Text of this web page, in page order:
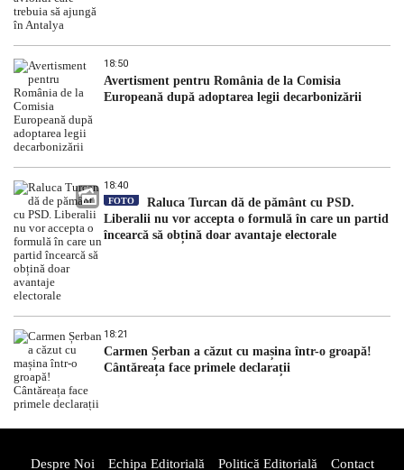
18:50
Avertisment pentru România de la Comisia
Europeană după adoptarea legii decarbonizării
18:40
FOTO
Raluca Turcan dă de pământ cu PSD.
Liberalii nu vor accepta o formulă în care un partid
încearcă să obțină doar avantaje electorale
18:21
Carmen Șerban a căzut cu mașina într-o groapă!
Cântăreața face primele declarații
Despre Noi Echipa Editorială Politică Editorială Contact